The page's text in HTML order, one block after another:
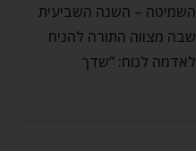
השמיטה – השנה השביעית
שבה מצווה התורה להניח
לאדמה לנוח: “שדך